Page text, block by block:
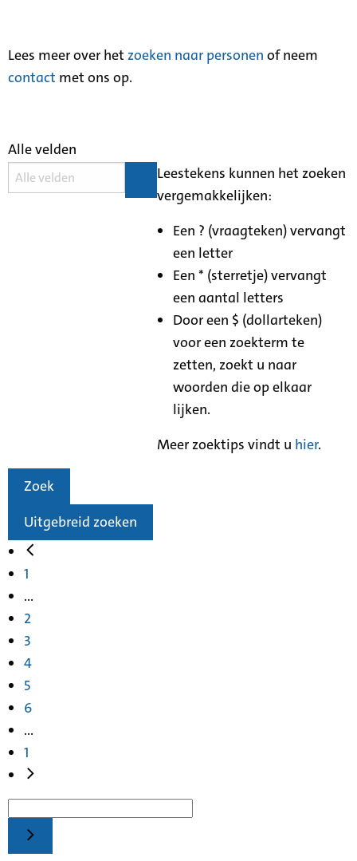
Lees meer over het zoeken naar personen of neem
contact met ons op.
Alle velden
Leestekens kunnen het zoeken
vergemakkelijken:
Een ? (vraagteken) vervangt
een letter
Een * (sterretje) vervangt
een aantal letters
Door een $ (dollarteken)
voor een zoekterm te
zetten, zoekt u naar
woorden die op elkaar
lijken.
Meer zoektips vindt u hier.
Zoek
Uitgebreid zoeken
1
...
2
3
4
5
6
...
1